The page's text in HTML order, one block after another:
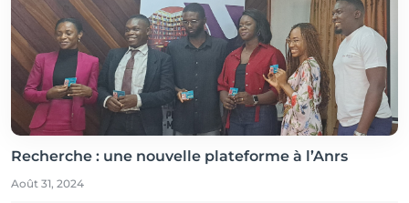
Recherche : une nouvelle plateforme à l’Anrs
Août 31, 2024